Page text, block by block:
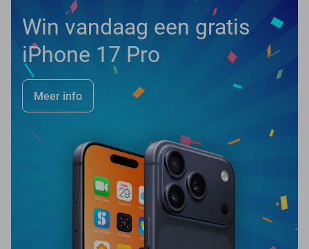
Win vandaag een gratis
iPhone 17 Pro
Meer info